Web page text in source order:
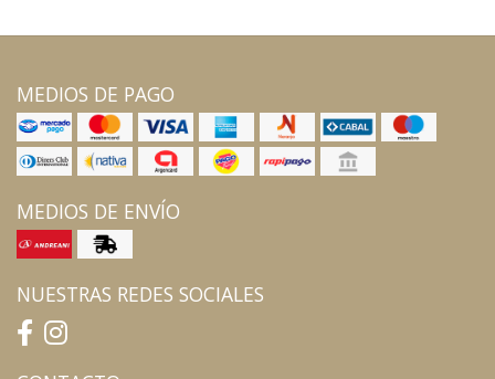
MEDIOS DE PAGO
MEDIOS DE ENVÍO
NUESTRAS REDES SOCIALES